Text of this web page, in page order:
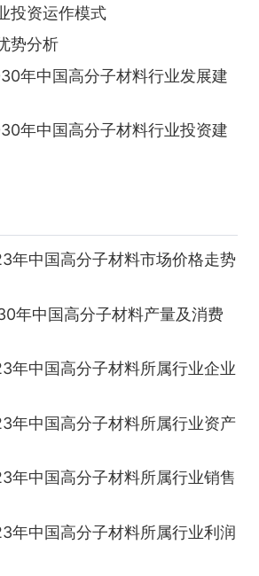
投资运作模式
势分析
年中国高分子材料行业发展建
年中国高分子材料行业投资建
年中国高分子材料市场价格走势
年中国高分子材料产量及消费
年中国高分子材料所属行业企业
年中国高分子材料所属行业资产
年中国高分子材料所属行业销售
年中国高分子材料所属行业利润